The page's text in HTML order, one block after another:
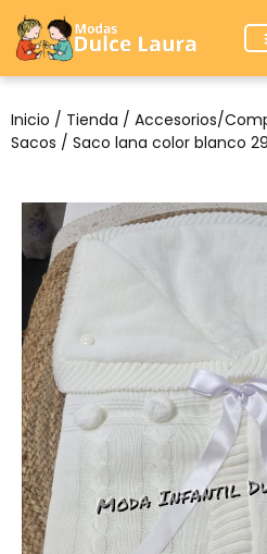
Inicio / Tienda / Accesorios/
Sacos / Saco lana color blanco